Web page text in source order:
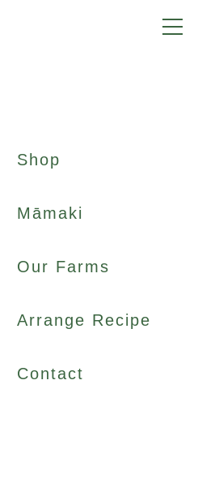
Shop
Māmaki
Our Farms
Arrange Recipe
Contact